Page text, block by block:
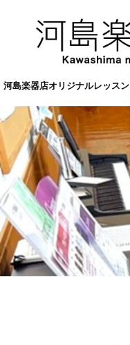
河島楽器店オリジナルレッスン